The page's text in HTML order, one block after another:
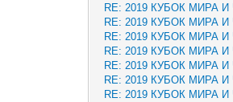
RE: 2019 КУБОК МИРА
RE: 2019 КУБОК МИРА
RE: 2019 КУБОК МИРА
RE: 2019 КУБОК МИРА
RE: 2019 КУБОК МИРА
RE: 2019 КУБОК МИРА
RE: 2019 КУБОК МИРА